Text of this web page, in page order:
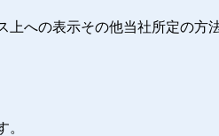
への表示その他当社所定の方